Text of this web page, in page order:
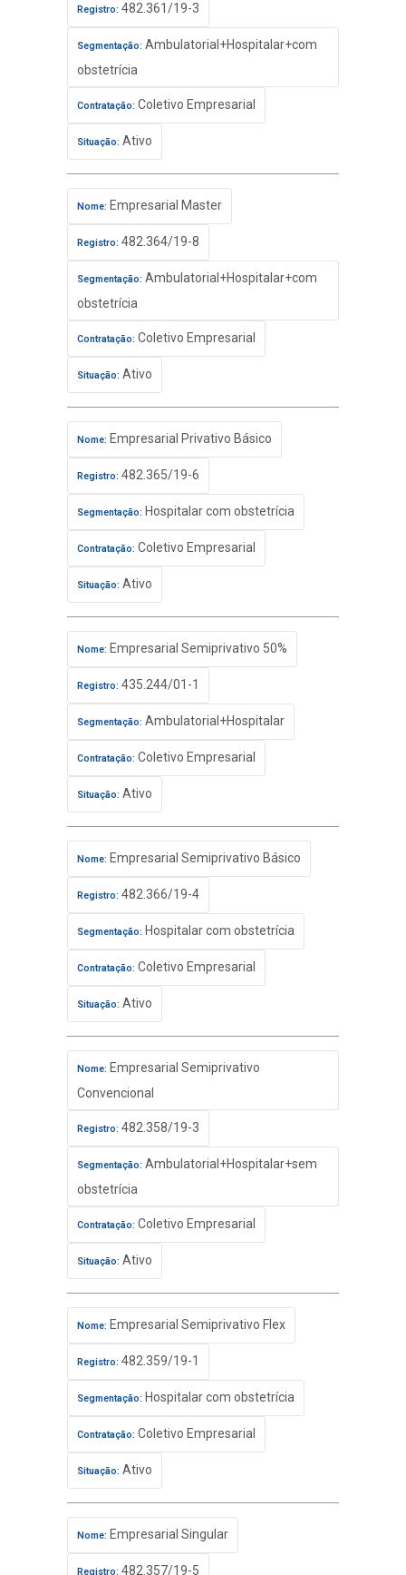
Registro: 482.361/19-3
Segmentação: Ambulatorial+Hospitalar+com
obstetrícia
Contratação: Coletivo Empresarial
Situação: Ativo
Nome: Empresarial Master
Registro: 482.364/19-8
Segmentação: Ambulatorial+Hospitalar+com
obstetrícia
Contratação: Coletivo Empresarial
Situação: Ativo
Nome: Empresarial Privativo Básico
Registro: 482.365/19-6
Segmentação: Hospitalar com obstetrícia
Contratação: Coletivo Empresarial
Situação: Ativo
Nome: Empresarial Semiprivativo 50%
Registro: 435.244/01-1
Segmentação: Ambulatorial+Hospitalar
Contratação: Coletivo Empresarial
Situação: Ativo
Nome: Empresarial Semiprivativo Básico
Registro: 482.366/19-4
Segmentação: Hospitalar com obstetrícia
Contratação: Coletivo Empresarial
Situação: Ativo
Nome: Empresarial Semiprivativo
Convencional
Registro: 482.358/19-3
Segmentação: Ambulatorial+Hospitalar+sem
obstetrícia
Contratação: Coletivo Empresarial
Situação: Ativo
Nome: Empresarial Semiprivativo Flex
Registro: 482.359/19-1
Segmentação: Hospitalar com obstetrícia
Contratação: Coletivo Empresarial
Situação: Ativo
Nome: Empresarial Singular
Registro: 482.357/19-5